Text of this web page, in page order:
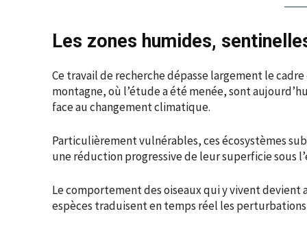
Les zones humides,
Ce travail de recherche dépasse largement le
montagne, où l’étude a été menée, sont
face au changement climatique.
Particulièrement vulnérables, ces écosystèmes
une réduction progressive de leur superficie sous
Le comportement des oiseaux qui y vivent
espèces traduisent en temps réel les